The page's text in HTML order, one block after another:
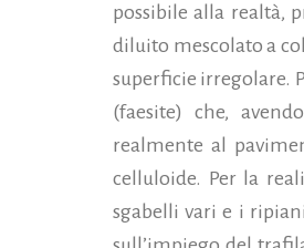
possibile alla realtà,
diluito mescolato a
superficie irregolare.
(faesite) che,
realmente al
celluloide. Per la
sgabelli vari e i